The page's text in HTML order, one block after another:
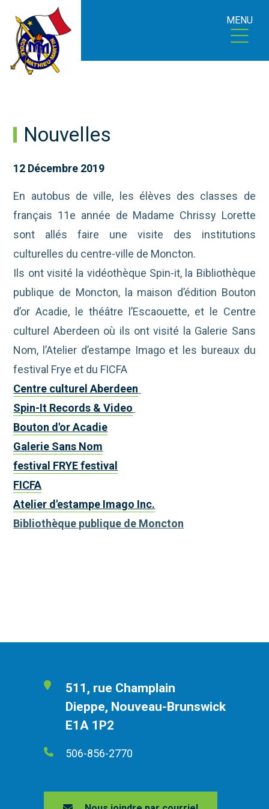
MENU
Nouvelles
12 Décembre 2019
En autobus de ville, les élèves des classes de
français 11e année de Madame Chrissy Lorette
sont allés faire une visite des institutions
culturelles du centre-ville de Moncton.
Ils ont visité la vidéothèque Spin-it, la Bibliothèque
publique de Moncton, la maison d’édition Bouton
d’or Acadie, le théâtre l’Escaouette, et le Centre
culturel Aberdeen où ils ont visité la Galerie Sans
Nom, l’Atelier d’estampe Imago et les bureaux du
festival Frye et du FICFA
Centre culturel Aberdeen
Spin-It Records & Video
Bouton d'or Acadie
Galerie Sans Nom
festival FRYE festival
FICFA
Atelier d'estampe Imago Inc.
Bibliothèque publique de Moncton
511, rue Champlain
Dieppe, Nouveau-Brunswick
E1A 1P2
506-856-2770